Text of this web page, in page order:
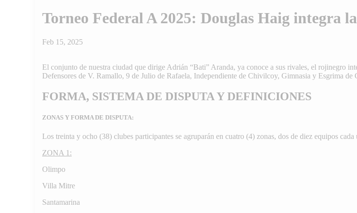
Torneo Federal A 2025: Douglas Haig integra
Feb 15, 2025
El conjunto de nuestra ciudad que dirige Adrián “Bati” Aranda, ya conoce a sus rivales, el rojinegro
Defensores de V. Ramallo, 9 de Julio de Rafaela, Independiente de Chivilcoy, Gimnasia y Esgrima
FORMA, SISTEMA DE DISPUTA Y DEFINICIONES
ZONAS Y FORMA DE DISPUTA:
Los treinta y ocho (38) clubes participantes se agruparán en cuatro (4) zonas, dos de diez equipos
ZONA 1:
Olimpo
Villa Mitre
Santamarina